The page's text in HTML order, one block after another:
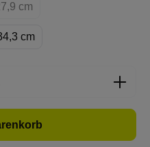
cm
Option ist zurzeit nicht
cm
gewünschten